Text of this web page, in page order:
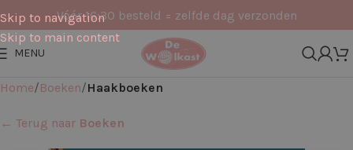
Skip to navigation
Skip to main content
Vóór 16:30 besteld = zelfde dag verzonden
MENU
Home Boeken Haakboeken
← Terug naar Boeken